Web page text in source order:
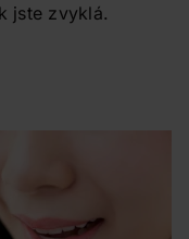
jste zvyklá.